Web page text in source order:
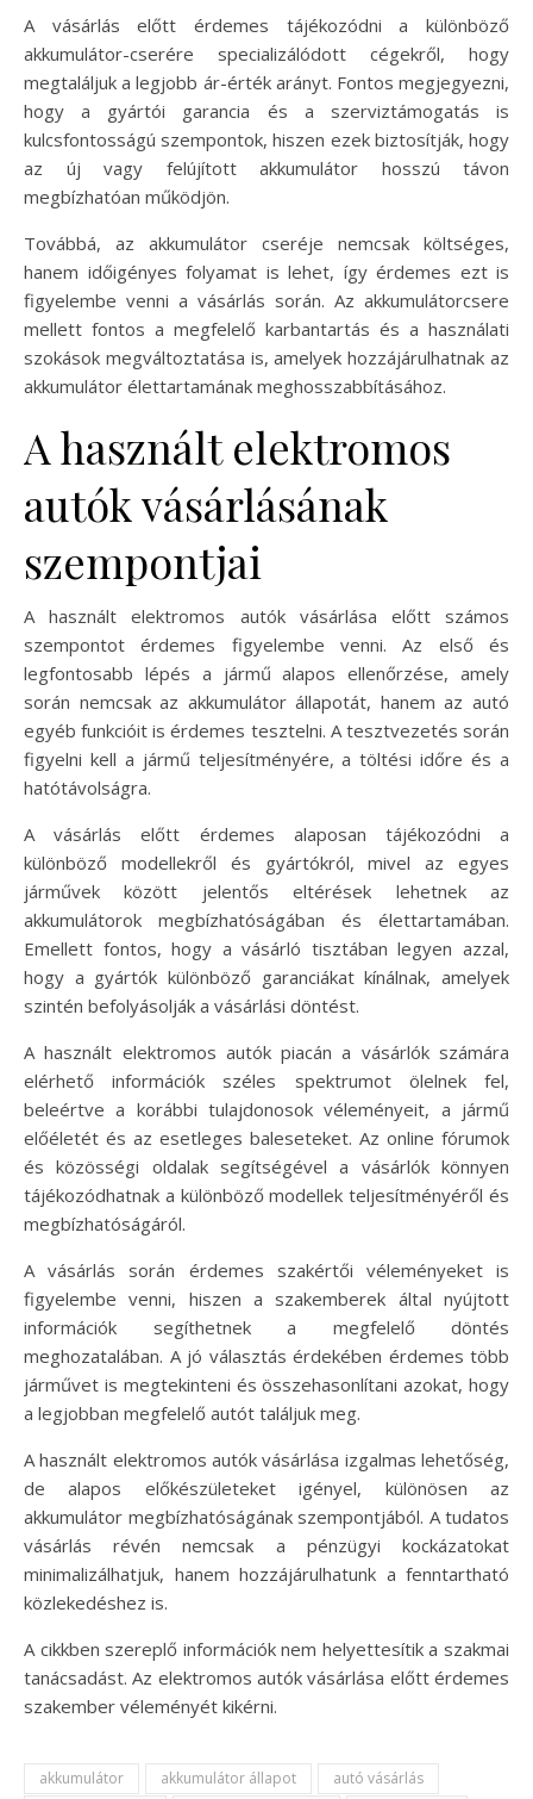
A vásárlás előtt érdemes tájékozódni a különböző
akkumulátor-cserére specializálódott cégekről, hogy
megtaláljuk a legjobb ár-érték arányt. Fontos megjegyezni,
hogy a gyártói garancia és a szerviztámogatás is
kulcsfontosságú szempontok, hiszen ezek biztosítják, hogy
az új vagy felújított akkumulátor hosszú távon
megbízhatóan működjön.
Továbbá, az akkumulátor cseréje nemcsak költséges,
hanem időigényes folyamat is lehet, így érdemes ezt is
figyelembe venni a vásárlás során. Az akkumulátorcsere
mellett fontos a megfelelő karbantartás és a használati
szokások megváltoztatása is, amelyek hozzájárulhatnak az
akkumulátor élettartamának meghosszabbításához.
A használt elektromos
autók vásárlásának
szempontjai
A használt elektromos autók vásárlása előtt számos
szempontot érdemes figyelembe venni. Az első és
legfontosabb lépés a jármű alapos ellenőrzése, amely
során nemcsak az akkumulátor állapotát, hanem az autó
egyéb funkcióit is érdemes tesztelni. A tesztvezetés során
figyelni kell a jármű teljesítményére, a töltési időre és a
hatótávolságra.
A vásárlás előtt érdemes alaposan tájékozódni a
különböző modellekről és gyártókról, mivel az egyes
járművek között jelentős eltérések lehetnek az
akkumulátorok megbízhatóságában és élettartamában.
Emellett fontos, hogy a vásárló tisztában legyen azzal,
hogy a gyártók különböző garanciákat kínálnak, amelyek
szintén befolyásolják a vásárlási döntést.
A használt elektromos autók piacán a vásárlók számára
elérhető információk széles spektrumot ölelnek fel,
beleértve a korábbi tulajdonosok véleményeit, a jármű
előéletét és az esetleges baleseteket. Az online fórumok
és közösségi oldalak segítségével a vásárlók könnyen
tájékozódhatnak a különböző modellek teljesítményéről és
megbízhatóságáról.
A vásárlás során érdemes szakértői véleményeket is
figyelembe venni, hiszen a szakemberek által nyújtott
információk segíthetnek a megfelelő döntés
meghozatalában. A jó választás érdekében érdemes több
járművet is megtekinteni és összehasonlítani azokat, hogy
a legjobban megfelelő autót találjuk meg.
A használt elektromos autók vásárlása izgalmas lehetőség,
de alapos előkészületeket igényel, különösen az
akkumulátor megbízhatóságának szempontjából. A tudatos
vásárlás révén nemcsak a pénzügyi kockázatokat
minimalizálhatjuk, hanem hozzájárulhatunk a fenntartható
közlekedéshez is.
A cikkben szereplő információk nem helyettesítik a szakmai
tanácsadást. Az elektromos autók vásárlása előtt érdemes
szakember véleményét kikérni.
akkumulátor akkumulátor állapot autó vásárlás